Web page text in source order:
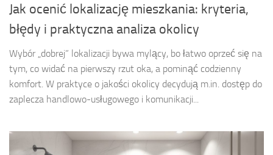
Jak ocenić lokalizację mieszkania: kryteria,
błędy i praktyczna analiza okolicy
Wybór „dobrej” lokalizacji bywa mylący, bo łatwo oprzeć się na
tym, co widać na pierwszy rzut oka, a pominąć codzienny
komfort. W praktyce o jakości okolicy decydują m.in. dostęp do
zaplecza handlowo-usługowego i komunikacji...